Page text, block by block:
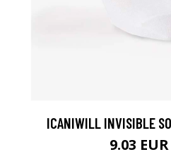
ICANIWILL INVISIBLE
9.03 EUR